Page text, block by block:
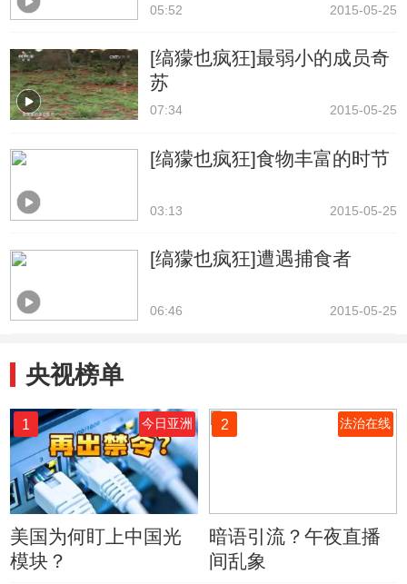
05:52 2015-05-25
[缟獴也疯狂]最弱小的成员奇
苏
07:34 2015-05-25
[缟獴也疯狂]食物丰富的时节
03:13 2015-05-25
[缟獴也疯狂]遭遇捕食者
06:46 2015-05-25
央视榜单
1 今日亚洲
美国为何盯上中国光
模块？
2 法治在线
暗语引流？午夜直播
间乱象